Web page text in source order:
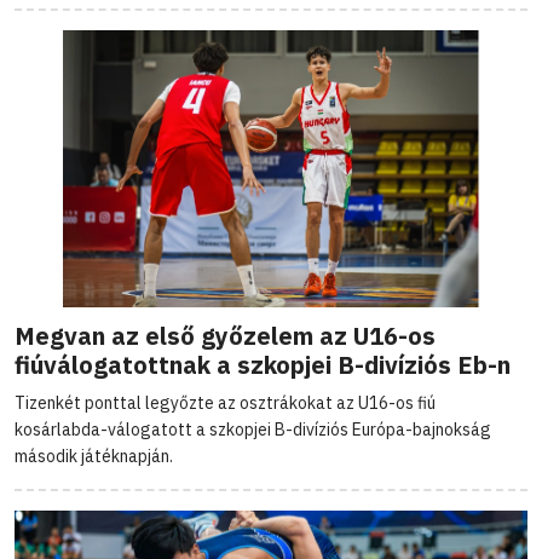
Megvan az első győzelem az U16-os
fiúválogatottnak a szkopjei B-divíziós Eb-n
Tizenkét ponttal legyőzte az osztrákokat az U16-os fiú
kosárlabda-válogatott a szkopjei B-divíziós Európa-bajnokság
második játéknapján.